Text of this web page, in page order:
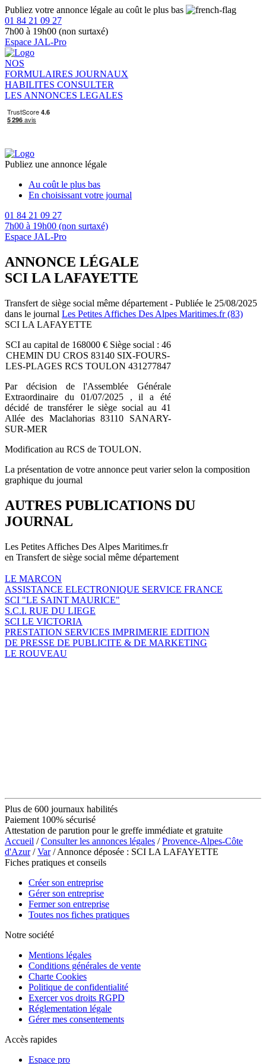
Publiez votre annonce légale au coût le plus bas
01 84 21 09 27
7h00 à 19h00 (non surtaxé)
Espace JAL-Pro
NOS
FORMULAIRES JOURNAUX
HABILITES CONSULTER
LES ANNONCES LEGALES
Publiez une annonce légale
Au coût le plus bas
En choisissant votre journal
01 84 21 09 27
7h00 à 19h00 (non surtaxé)
Espace JAL-Pro
ANNONCE LÉGALE
SCI LA LAFAYETTE
Transfert de siège social même département - Publiée le 25/08/2025
dans le journal Les Petites Affiches Des Alpes Maritimes.fr (83)
SCI LA LAFAYETTE
SCI au capital de 168000 € Siège social : 46
CHEMIN DU CROS 83140 SIX-FOURS-
LES-PLAGES RCS TOULON 431277847
Par décision de l'Assemblée Générale
Extraordinaire du 01/07/2025 , il a été
décidé de transférer le siège social au 41
Allée des Maclahorias 83110 SANARY-
SUR-MER
Modification au RCS de TOULON.
La présentation de votre annonce peut varier selon la composition
graphique du journal
AUTRES PUBLICATIONS DU
JOURNAL
Les Petites Affiches Des Alpes Maritimes.fr
en Transfert de siège social même département
LE MARCON
ASSISTANCE ELECTRONIQUE SERVICE FRANCE
SCI "LE SAINT MAURICE"
S.C.I. RUE DU LIEGE
SCI LE VICTORIA
PRESTATION SERVICES IMPRIMERIE EDITION
DE PRESSE DE PUBLICITE & DE MARKETING
LE ROUVEAU
Plus de 600 journaux habilités
Paiement 100% sécurisé
Attestation de parution pour le greffe immédiate et gratuite
Accueil /Consulter les annonces légales /Provence-Alpes-Côte
d'Azur/Var/ Annonce déposée : SCI LA LAFAYETTE
Fiches pratiques et conseils
Créer son entreprise
Gérer son entreprise
Fermer son entreprise
Toutes nos fiches pratiques
Notre société
Mentions légales
Conditions générales de vente
Charte Cookies
Politique de confidentialité
Exercer vos droits RGPD
Réglementation légale
Gérer mes consentements
Accès rapides
Espace pro